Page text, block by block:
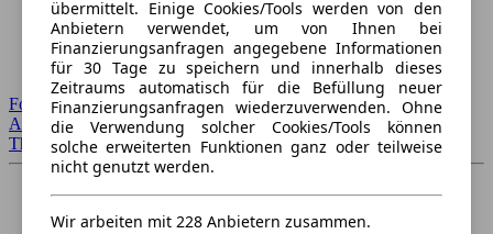
Forum Startseite
Alle Auto-Foren
Themen-Forum
übermittelt. Einige Cookies/Tools werden von den
Anbietern verwendet, um von Ihnen bei
Finanzierungsanfragen angegebene Informationen
für 30 Tage zu speichern und innerhalb dieses
Zeitraums automatisch für die Befüllung neuer
Finanzierungsanfragen wiederzuverwenden. Ohne
die Verwendung solcher Cookies/Tools können
solche erweiterten Funktionen ganz oder teilweise
nicht genutzt werden.
Wir arbeiten mit 228 Anbietern zusammen.